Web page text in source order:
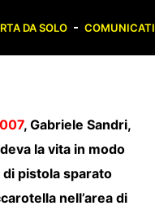
DA SOLO COMUNICATI
, Gabriele Sandri,
la vita in modo
di pistola sparato
nell’area di